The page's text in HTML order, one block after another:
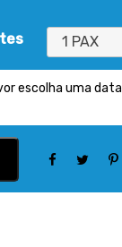
1 PAX
escolha uma data